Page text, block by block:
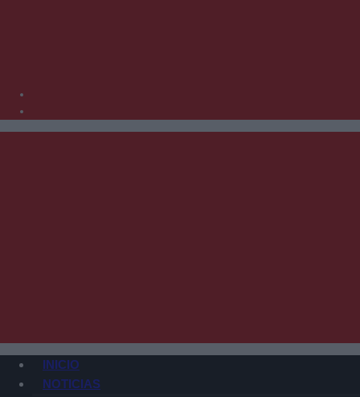
INICIO
NOTICIAS